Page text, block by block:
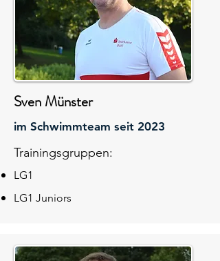
Sven Münster
im Schwimmteam seit 2023
Trainingsgruppen:
LG1
LG1 Juniors